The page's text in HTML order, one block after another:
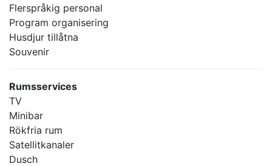
Flerspråkig personal
Program organisering
Husdjur tillåtna
Souvenir
Rumsservices
TV
Minibar
Rökfria rum
Satellitkanaler
Dusch